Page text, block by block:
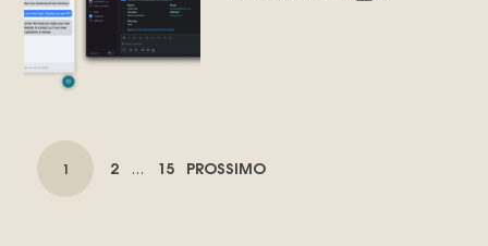
NAVIGAZIONE
DEI
PAGINA
1 PAGINA
2 … PAGINA
15 PROSSIMO